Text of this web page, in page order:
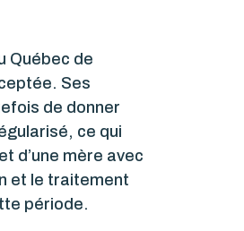
Québec de
Ses
de donner
ce qui
d’une mère avec
et le traitement
période.